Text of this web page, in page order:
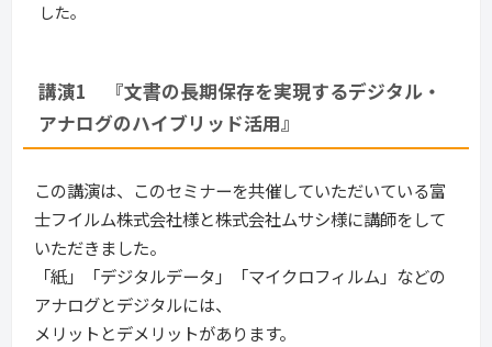
した。
講演1　『文書の長期保存を実現するデジタル・
アナログのハイブリッド活用』
この講演は、このセミナーを共催していただいている富
士フイルム株式会社様と株式会社ムサシ様に講師をして
いただきました。
「紙」「デジタルデータ」「マイクロフィルム」などの
アナログとデジタルには、
メリットとデメリットがあります。